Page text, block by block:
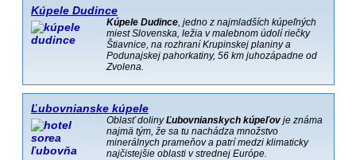
Kúpele Dudince
Kúpele Dudince, jedno z najmladších kúpeľných
miest Slovenska, ležia v malebnom údolí riečky
Štiavnice, na rozhraní Krupinskej planiny a
Podunajskej pahorkatiny, 56 km juhozápadne od
Zvolena.
Ľubovnianske kúpele
Oblasť dolinyĽubovnianskych kúpeľov je známa
najmä tým, že sa tu nachádza množstvo
minerálnych prameňov a patrí medzi klimaticky
najčistejšie oblasti v strednej Európe.